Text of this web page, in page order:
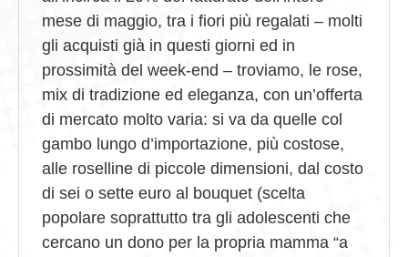
mese di maggio, tra i fiori più regalati – molti
gli acquisti già in questi giorni ed in
prossimità del week-end – troviamo, le rose,
mix di tradizione ed eleganza, con un’offerta
di mercato molto varia: si va da quelle col
gambo lungo d’importazione, più costose,
alle roselline di piccole dimensioni, dal costo
di sei o sette euro al bouquet (scelta
popolare soprattutto tra gli adolescenti che
cercano un dono per la propria mamma “a